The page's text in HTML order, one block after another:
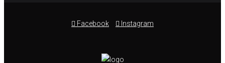
Facebook Instagram